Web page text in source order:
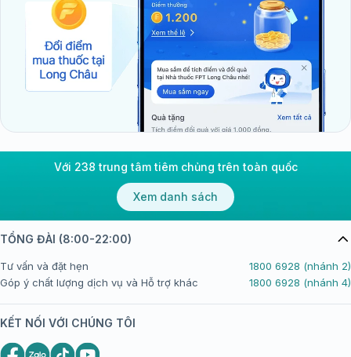
Với 238 trung tâm tiêm chủng trên toàn quốc
Xem danh sách
TỔNG ĐÀI (8:00-22:00)
Tư vấn và đặt hẹn
1800 6928 (nhánh 2)
Góp ý chất lượng dịch vụ và Hỗ trợ khác
1800 6928 (nhánh 4)
KẾT NỐI VỚI CHÚNG TÔI